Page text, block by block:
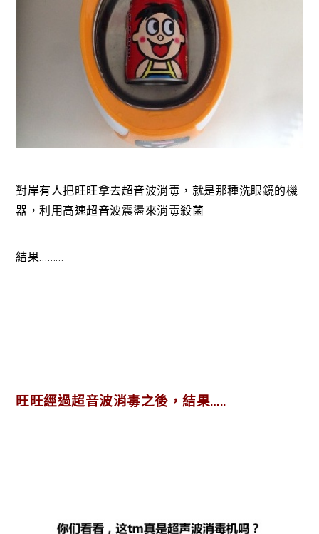
對岸有人把旺旺拿去超音波消毒，就是那種洗眼鏡的機
器，利用高速超音波震盪來消毒殺菌
結果………
旺旺經過超音波消毒之後，結果…..